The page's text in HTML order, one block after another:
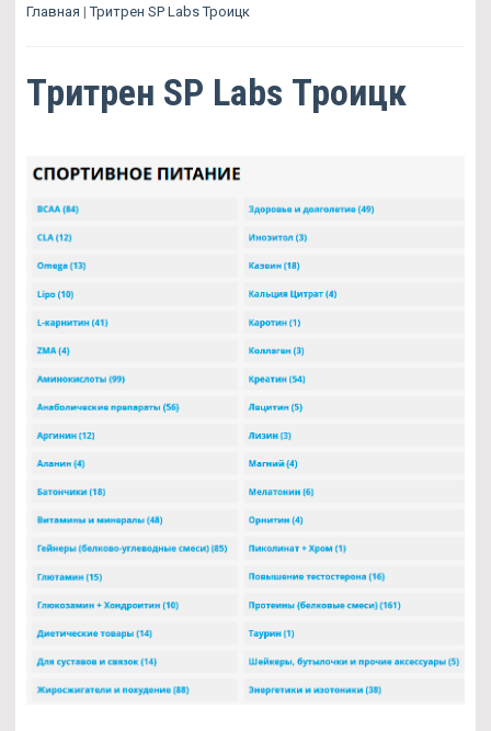
Главная |Тритрен SP Labs Троицк
Тритрен SP Labs Троицк